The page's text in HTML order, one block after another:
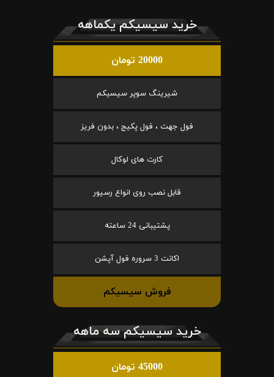
خرید سیسیکم یکماهه
20000 تومان
شیرینگ سوپر سیسیکم
فول جهت ، فول پکیج ، بدون فریز
کارت های لوکال
قابل نصب روی انواع رسیور
پشتیبانی 24 ساعته
اکانت 3 سروره فول آپشن
فروش سیسیکم
خرید سیسیکم سه ماهه
45000 تومان